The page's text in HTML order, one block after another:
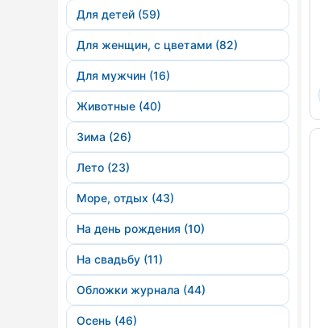
Для детей (59)
Для женщин, с цветами (82)
Для мужчин (16)
Животные (40)
Зима (26)
Лето (23)
Море, отдых (43)
На день рождения (10)
На свадьбу (11)
Обложки журнала (44)
Осень (46)